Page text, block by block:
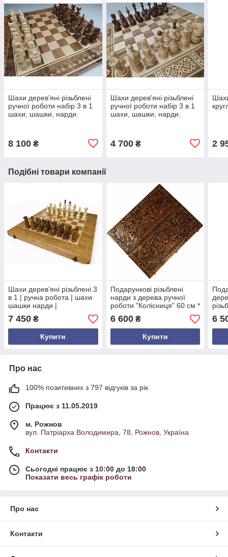
Шахи дерев'яні різьблені
ручної роботи набір 3 в 1
шахи, шашки, нарди.
8 100 ₴
Шахи дерев'яні різьблені
ручної роботи набір 3 в 1
шахи, шашки, нарди.
4 700₴ 2
Подібні товари компанії
Шахи дерев’яні різьблені 3
в 1 | ручна робота | шахи
шашки нарди |
подарунковий набір
7 450 ₴
Купити
Подарункові різьблені
нарди з дерева ручної
роботи "Колісниця" 60 см *
50 см.
6 600₴
Купити
6
Про нас
100% позитивних з 797 відгуків за рік
Працює з 11.05.2019
м. Рожнов
вул. Патріарха Володимира, 78, Рожнов, Україна
Контакти
Сьогодні працює з 10:00 до 18:00
Показати весь графік роботи
Про нас
Контакти